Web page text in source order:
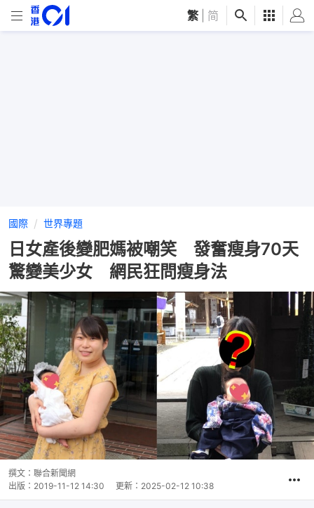
繁 简
國際 世界專題
日女產後變肥媽被嘲笑 發奮瘦身70天
驚變美少女 網民狂問瘦身法
撰文： 聯合新聞網
出版： 2019-11-12 14:30 更新： 2025-02-12 10:38